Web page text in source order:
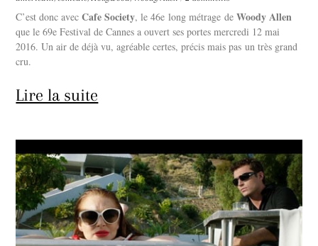
C’est donc avecCafe Society, le 46e long métrage deWoody Allen
que le 69e Festival de Cannes a ouvert ses portes mercredi 12 mai
2016. Un air de déjà vu, agréable certes, précis mais pas un très grand
cru.
Lire la suite